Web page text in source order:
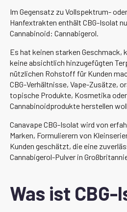
Im Gegensatz zu Vollspektrum-
Hanfextrakten enthält CBG-Isolat
Cannabinoid: Cannabigerol.
Es hat keinen starken Geschmack,
keine absichtlich hinzugefügten
nützlichen Rohstoff für Kunden
CBG-Verhältnisse, Vape-Zusätze,
topische Produkte, Kosmetika
Cannabinoidprodukte herstellen
Canavape CBG-Isolat wird von
Marken, Formulierern von
Kunden geschätzt, die eine
Cannabigerol-Pulver in
Was ist CBG-